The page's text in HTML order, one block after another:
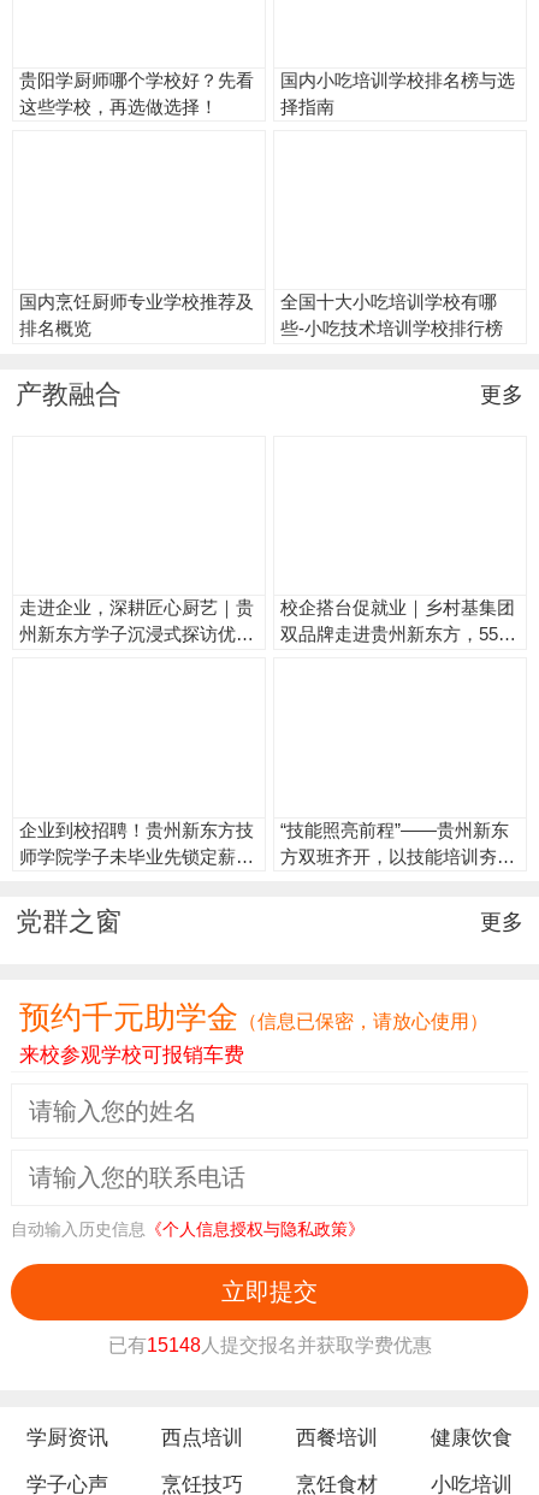
贵阳学厨师哪个学校好？先看
这些学校，再选做选择！
国内小吃培训学校排名榜与选
择指南
国内烹饪厨师专业学校推荐及
排名概览
全国十大小吃培训学校有哪
些-小吃技术培训学校排行榜
产教融合 更多
走进企业，深耕匠心厨艺｜贵
州新东方学子沉浸式探访优质
校企搭台促就业｜乡村基集团
双品牌走进贵州新东方，55名
企业到校招聘！贵州新东方技
师学院学子未毕业先锁定薪资
“技能照亮前程”——贵州新东
方双班齐开，以技能培训夯实
党群之窗 更多
预约千元助学金 （信息已保密，请放心使用）
来校参观学校可报销车费
自动输入历史信息 《个人信息授权与隐私政策》
立即提交
已有15148人提交报名并获取学费优惠
学厨资讯 西点培训 西餐培训 健康饮食
学子心声 烹饪技巧 烹饪食材 小吃培训